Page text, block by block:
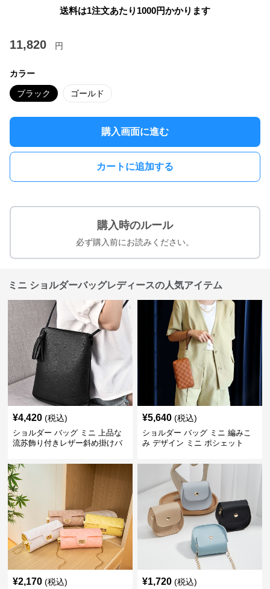
送料は1注文あたり 1000円かかります
11,820 円
カラー
ブラック ゴールド
購入画面に進む
カートに追加する
購入時のルール
必ず購入前にお読みください。
ミニ ショルダーバッグレディースの人気アイテム
¥4,420 (税込)
ショルダー バッグ ミニ 上品な
流苏飾り付きレザー斜め掛けバ
¥5,640 (税込)
ショルダー バッグ ミニ 編みこ
み デザイン ミニ ポシェット
¥2,170 (税込) ¥1,720 (税込)